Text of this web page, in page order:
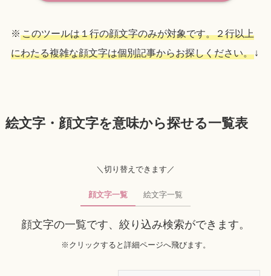
※ このツールは１行の顔文字のみが対象です。２行以上
にわたる複雑な顔文字は個別記事からお探しください。↓
絵文字・顔文字を意味から探せる一覧表
＼切り替えできます／
顔文字一覧 絵文字一覧
顔文字の一覧です、絞り込み検索ができます。
※クリックすると詳細ページへ飛びます。